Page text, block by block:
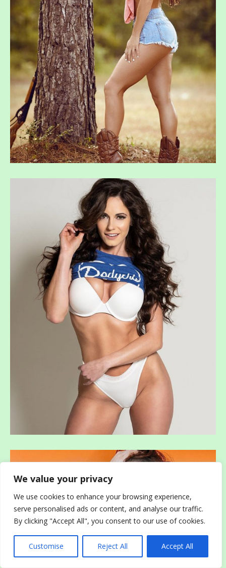
We value your privacy
We use cookies to enhance your browsing experience,
serve personalised ads or content, and analyse our traffic.
By clicking "Accept All", you consent to our use of cookies.
Customise Reject All Accept All